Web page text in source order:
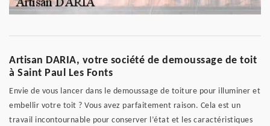
Artisan DARIA, votre société de demoussage de toit
à Saint Paul Les Fonts
Envie de vous lancer dans le demoussage de toiture pour illuminer et
embellir votre toit ? Vous avez parfaitement raison. Cela est un
travail incontournable pour conserver l’état et les caractéristiques